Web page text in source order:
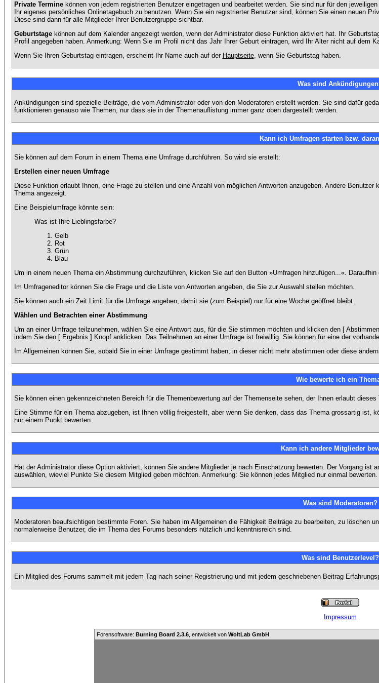
Private Terminekönnen von jedem registrierten Benutzer eingetragen und bearbeitet werden. Sie sind nur für den
Ihr eigenes persönliches Onlinetagebuch zu benutzen. Wenn Sie ein registrierter Benutzer sind, können Sie einen neuen
Diese sind dann für alle Mitglieder Ihrer Benutzergruppe sichtbar.
Geburtstagekönnen auf dem Kalender angezeigt werden, wenn der Administrator diese Funktion aktiviert hat. Ihr
Profil angegeben haben. Anmerkung: Wenn Sie im Profil nicht das Jahr Ihrer Geburt eintragen, wird Ihr Alter nicht auf dem
Wenn Sie Ihren Geburtstag eintragen, erscheint Ihr Name auch auf der Hauptseite, wenn Sie Geburtstag haben.
Was sind
Ankündigungen sind spezielle Beiträge, die vom Administrator oder von den Moderatoren erstellt werden. Sie sind dafür
funktionieren genauso wie Themen, nur dass sie in der Themenauflistung immer ganz oben dargestellt werden.
Kann ich Umfragen starten bzw.
Sie können auf dem Forum in einem Thema eine Umfrage durchführen. So wird sie erstellt:
Erstellen einer neuen Umfrage
Diese Funktion erlaubt Ihnen, eine Frage zu stellen und eine Anzahl von möglichen Antworten anzugeben. Andere
Thema angezeigt.
Eine Beispielumfrage könnte sein:
Was ist Ihre Lieblingsfarbe?
Gelb
Rot
Grün
Blau
Um in einem neuen Thema ein Abstimmung durchzuführen, klicken Sie auf den Button »Umfragen hinzufügen...«.
Im Umfrageneditor können Sie die Frage und die Liste von Antworten angeben, die Sie zur Auswahl stellen möchten.
Sie können auch ein Zeit Limit für die Umfrage angeben, damit sie (zum Beispiel) nur für eine Woche geöffnet bleibt.
Wählen und Betrachten einer Abstimmung
Um an einer Umfrage teilzunehmen, wählen Sie eine Antwort aus, für die Sie stimmen möchten und klicken den [
indem Sie den [ Ergebnis ] Knopf anklicken. Das Teilnehmen an einer Umfrage ist freiwillig. Sie können für eine der
Im Allgemeinen können Sie, sobald Sie in einer Umfrage gestimmt haben, in dieser nicht mehr abstimmen oder diese
Wie bewerte ich ein
Sie können einen gekennzeichneten Bereich für die Themenbewertung auf der Themenseite sehen, der Ihnen erlaubt
Eine Stimme für ein Thema abzugeben, ist Ihnen völlig freigestellt, aber wenn Sie denken, dass das Thema grossartig
nur einem Punkt bewerten.
Kann ich andere Mitglieder
Hat der Administrator diese Option aktiviert, können Sie andere Mitglieder je nach Einschätzung bewerten. Der Vorgang
auswählen, wieviel Punkte Sie diesem Mitglied geben möchten. Anmerkung: Sie können jedes Mitglied nur einmal bewerten.
Was sind Moderatoren?
Moderatoren beaufsichtigen bestimmte Foren. Sie haben im Allgemeinen die Fähigkeit Beiträge zu bearbeiten, zu löschen
normalerweise Benutzer, die im Thema des Forums besonders nützlich und kenntnisreich sind.
Was sind Benutzerlevel?
Ein Mitglied des Forums sammelt mit jedem Tag nach seiner Registrierung und mit jedem geschriebenen Beitrag
Impressum
Forensoftware: Burning Board 2.3.6 , entwickelt von WoltLab GmbH